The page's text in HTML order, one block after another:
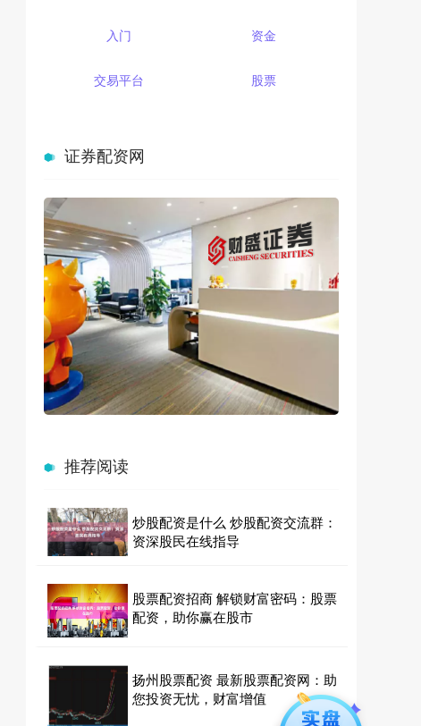
入门 资金
交易平台 股票
证券配资网
推荐阅读
炒股配资是什么 炒股配资交流群：
资深股民在线指导
股票配资招商 解锁财富密码：股票
配资，助你赢在股市
扬州股票配资 最新股票配资网：助
您投资无忧，财富增值